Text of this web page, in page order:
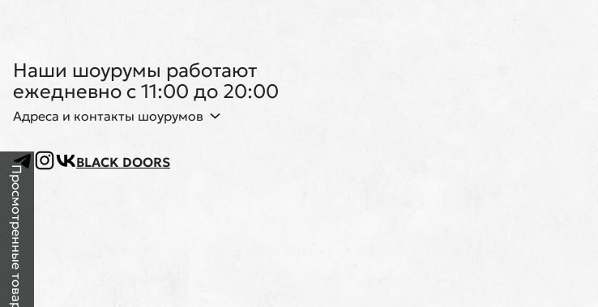
Наши шоурумы работают
ежедневно с 11:00 до 20:00
Адреса и контакты шоурумов
BLACK DOORS
Просмотренные товары